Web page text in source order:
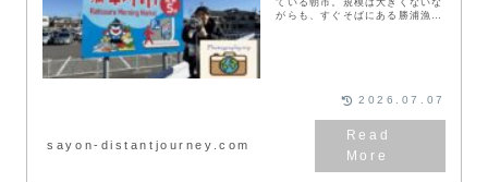
がらも、すぐそばにある勝浦漁港
sayon-distantjourney.com
2026.07.07